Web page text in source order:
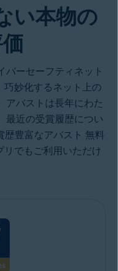
い本物の
バーセーフティネット
妙化するネット上の
アバストは長年にわた
最近の受賞履歴につい
豊富なアバスト 無料
でもご利用いただけ